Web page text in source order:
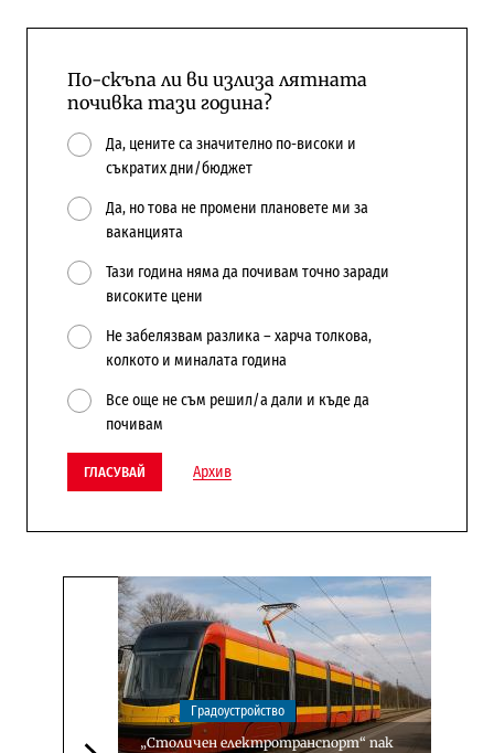
По-скъпа ли ви излиза лятната
почивка тази година?
Да, цените са значително по-високи и
съкратих дни/бюджет
Да, но това не промени плановете ми за
ваканцията
Тази година няма да почивам точно заради
високите цени
Не забелязвам разлика – харча толкова,
колкото и миналата година
Все още не съм решил/а дали и къде да
почивам
ГЛАСУВАЙ Архив
Градоустройство
„Столичен електротранспорт“ пак